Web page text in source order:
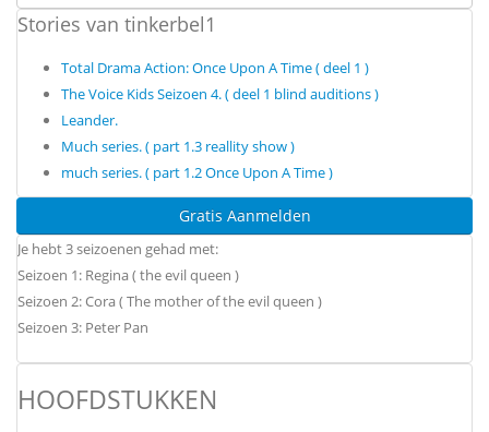
Stories van tinkerbel1
Total Drama Action: Once Upon A Time ( deel 1 )
The Voice Kids Seizoen 4. ( deel 1 blind auditions )
Leander.
Much series. ( part 1.3 reallity show )
much series. ( part 1.2 Once Upon A Time )
Gratis Aanmelden
Je hebt 3 seizoenen gehad met:
Seizoen 1: Regina ( the evil queen )
Seizoen 2: Cora ( The mother of the evil queen )
Seizoen 3: Peter Pan
HOOFDSTUKKEN